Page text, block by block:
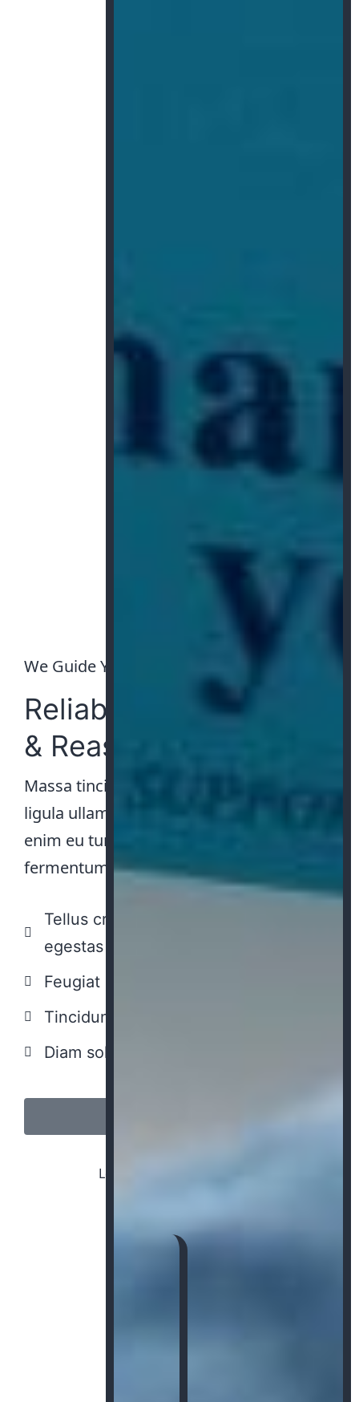
0 K
We Guide You
Reliable Shipping Time
& Reasonable Cost
Massa tincidunt nunc pulvinar sapien et
ligula ullamcorper. Tellus cras adipiscing
enim eu turpis egestas. Feugiat in
fermentum posuere urna nec tincidunt.
Tellus cras adipiscing enim eu turpis
egestas
Feugiat scelerisque varius morbi
Tincidunt vitae semper quis
Diam sollicitudin tempor id eu nisl
Learn more about services